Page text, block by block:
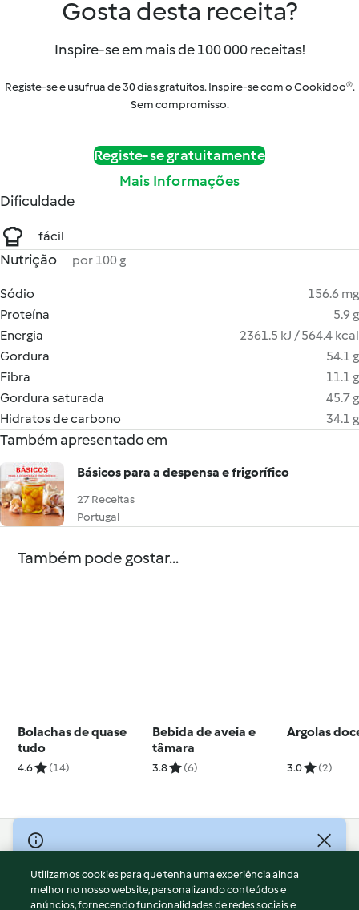
Gosta desta receita?
Inspire-se em mais de 100 000 receitas!
Registe-se e usufrua de 30 dias gratuitos. Inspire-se com o Cookidoo®.
Sem compromisso.
Registe-se gratuitamente
Mais Informações
Dificuldade
fácil
Nutrição por 100 g
Sódio
156.6 mg
Proteína
5.9 g
Energia
2361.5 kJ / 564.4 kcal
Gordura
54.1 g
Fibra
11.1 g
Gordura saturada
45.7 g
Hidratos de carbono
34.1 g
Também apresentado em
Básicos para a despensa e frigorífico
27 Receitas
Portugal
Também pode gostar...
Bolachas de quase
tudo
4.6 (14)
Bebida de aveia e
tâmara
3.8 (6)
Argolas
3.0 (2)
© Copyright 2026
Termos de Utilização
Aviso sobre Proteção de Dados
Utilizamos cookies para que tenha uma experiência ainda
melhor no nosso website, personalizando conteúdos e
anúncios, fornecendo funcionalidades de redes sociais e